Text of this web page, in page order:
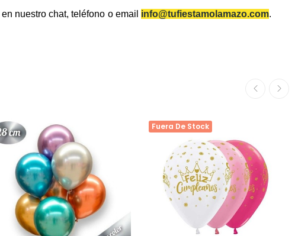
nuestro chat, teléfono o email info@tufiestamolamazo.com.
Fuera De Stock